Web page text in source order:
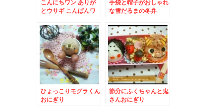
こんにちワン ありが
とウサギ こんばんワ
手袋と帽子がおしゃれ
な雪だるまの冬弁
ひょっこりモグラくん
おにぎり
節分にふくちゃんと鬼
さんおにぎり